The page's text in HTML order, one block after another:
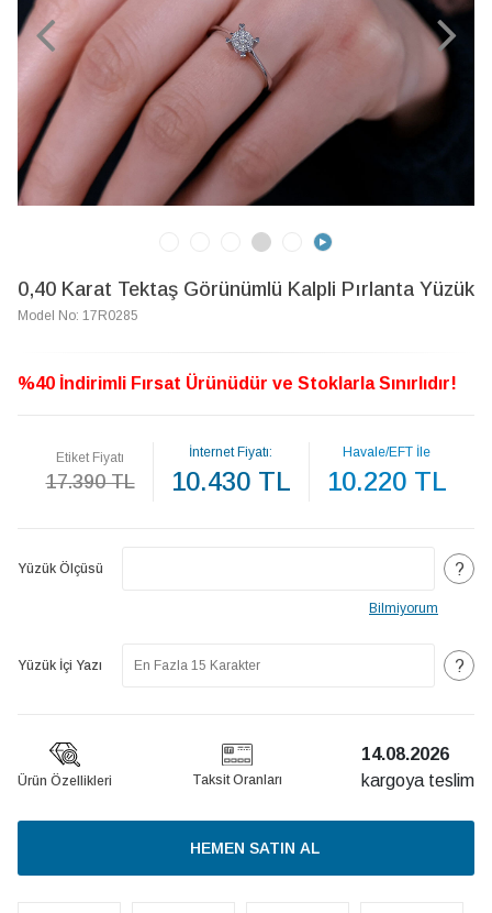
0,40 Karat Tektaş Görünümlü Kalpli Pırlanta Yüzük
Model No: 17R0285
%40 İndirimli Fırsat Ürünüdür ve Stoklarla Sınırlıdır!
Etiket Fiyatı
17.390 TL
İnternet Fiyatı:
10.430 TL
Havale/EFT İle
10.220 TL
Yüzük Ölçüsü ?
Bilmiyorum
Yüzük İçi Yazı ?
Ürün Özellikleri Taksit Oranları
14.08.2026
kargoya teslim
HEMEN SATIN AL